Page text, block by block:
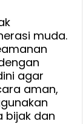
muda.
agar
aman,
bijak dan